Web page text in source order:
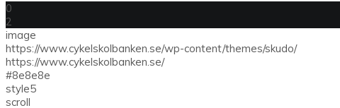
0
2
image
https://www.cykelskolbanken.se/wp-content/themes/skudo/
https://www.cykelskolbanken.se/
#8e8e8e
style5
scroll